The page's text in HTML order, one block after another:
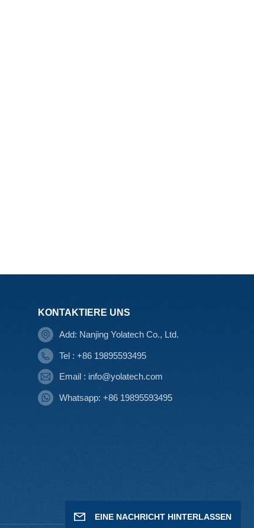
KONTAKTIERE UNS
Add: Nanjing Yolatech Co., Ltd.
Tel : +86 19895593495
Email : info@yolatech.com
Whatsapp: +86 19895593495
EINE NACHRICHT HINTERLASSEN